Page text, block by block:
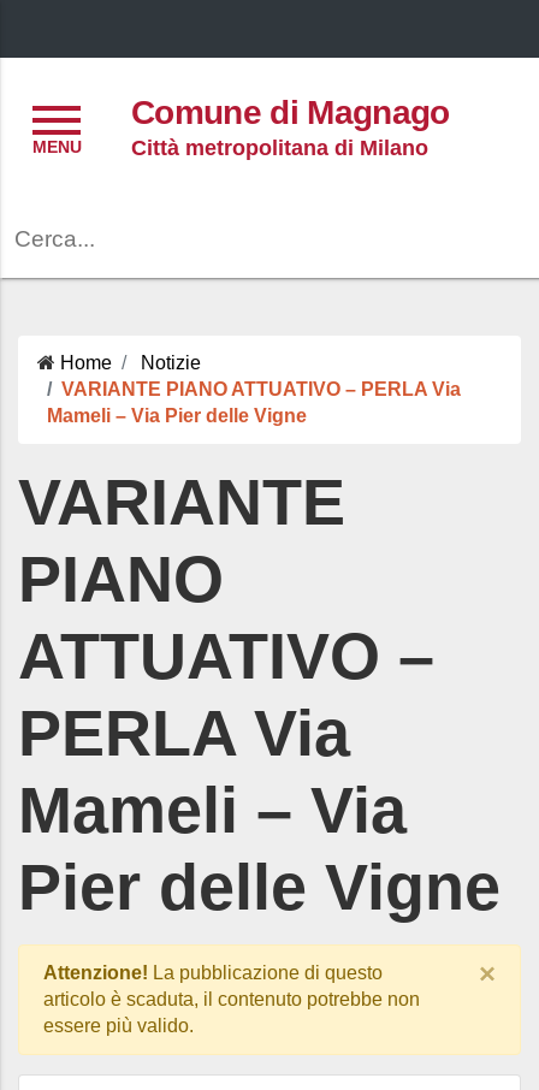
Comune di Magnago
Città metropolitana di Milano
Home
Notizie
VARIANTE PIANO ATTUATIVO – PERLA Via
Mameli – Via Pier delle Vigne
VARIANTE
PIANO
ATTUATIVO –
PERLA Via
Mameli – Via
Pier delle Vigne
Attenzione! La pubblicazione di questo
articolo è scaduta, il contenuto potrebbe non
essere più valido.
×